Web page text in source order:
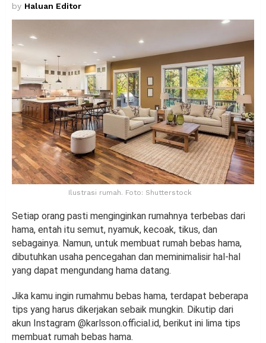
by Haluan Editor
Ilustrasi rumah. Foto: Shutterstock
Setiap orang pasti menginginkan rumahnya terbebas dari
hama, entah itu semut, nyamuk, kecoak, tikus, dan
sebagainya. Namun, untuk membuat rumah bebas hama,
dibutuhkan usaha pencegahan dan meminimalisir hal-hal
yang dapat mengundang hama datang.
Jika kamu ingin rumahmu bebas hama, terdapat beberapa
tips yang harus dikerjakan sebaik mungkin. Dikutip dari
akun Instagram @karlsson.official.id, berikut ini lima tips
membuat rumah bebas hama.